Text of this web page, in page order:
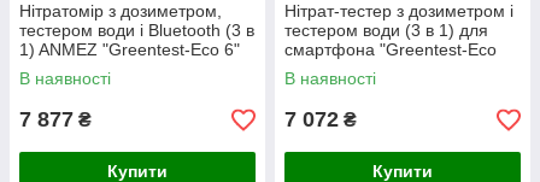
Нітратомір з дозиметром,
тестером води і Bluetooth (3 в
1) ANMEZ "Greentest-Eco 6"
В наявності
7 877 ₴
Купити
Нітрат-тестер з дозиметром і
тестером води (3 в 1) для
смартфона "Greentest-Eco
Mini"
В наявності
7 072 ₴
Купити